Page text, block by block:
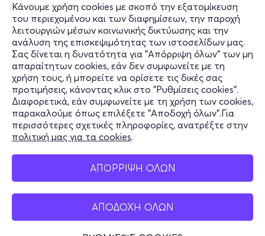
Κάνουμε χρήση cookies με σκοπό την εξατομίκευση
του περιεχομένου και των διαφημίσεων, την παροχή
λειτουργιών μέσων κοινωνικής δικτύωσης και την
ανάλυση της επισκεψιμότητας των ιστοσελίδων μας.
Σας δίνεται η δυνατότητα για "Απόρριψη όλων" των μη
απαραίτητων cookies, εάν δεν συμφωνείτε με τη
χρήση τους, ή μπορείτε να ορίσετε τις δικές σας
προτιμήσεις, κάνοντας κλικ στο "Ρυθμίσεις cookies".
Διαφορετικά, εάν συμφωνείτε με τη χρήση των cookies,
παρακαλούμε όπως επιλέξετε "Αποδοχή όλων".Για
περισσότερες σχετικές πληροφορίες, ανατρέξτε στην
πολιτική μας για τα cookies.
ΑΠΟΡΡΙΨΗ ΟΛΩΝ
ΑΠΟΔΟΧΗ ΟΛΩΝ
Ανα - τίναξε την ανθισμένη αμυγδαλιά
Ευελπίδων 4, Πεδίον του Άρεως
Θέατρο Άλσος - Κυψέλη, Αττική
από 15€
Εισιτήρια